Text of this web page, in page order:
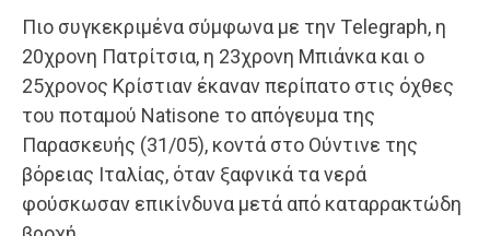
Πιο συγκεκριμένα σύμφωνα με την Τelegraph, η
20χρονη Πατρίτσια, η 23χρονη Μπιάνκα και ο
25χρονος Κρίστιαν έκαναν περίπατο στις όχθες
του ποταμού Natisone το απόγευμα της
Παρασκευής (31/05), κοντά στο Ούντινε της
βόρειας Ιταλίας, όταν ξαφνικά τα νερά
φούσκωσαν επικίνδυνα μετά από καταρρακτώδη